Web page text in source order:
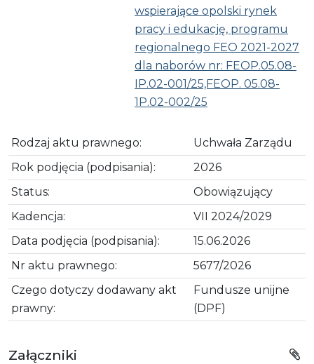
wspierające opolski rynek
pracy i edukację, programu
regionalnego FEO 2021-2027
dla naborów nr: FEOP.05.08-
IP.02-001/25,FEOP. 05.08-
1P.02-002/25
Rodzaj aktu prawnego:
Uchwała Zarządu
Rok podjęcia (podpisania):
2026
Status:
Obowiązujący
Kadencja:
VII 2024/2029
Data podjęcia (podpisania):
15.06.2026
Nr aktu prawnego:
5677/2026
Czego dotyczy dodawany akt
prawny:
Fundusze unijne
(DPF)
Załączniki